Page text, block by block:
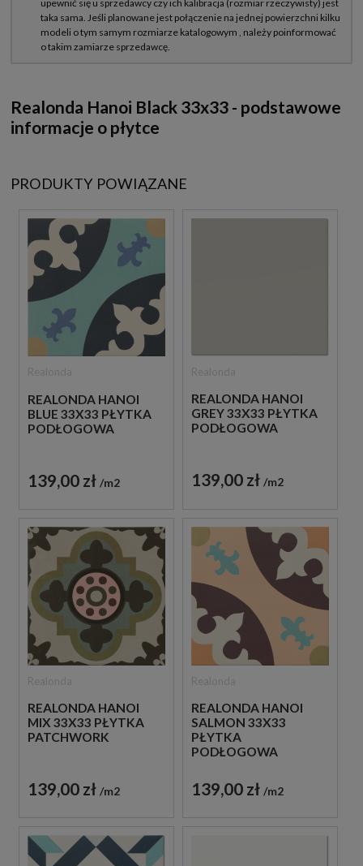
Realonda Hanoi Black 33x33 - podstawowe
informacje o płytce
PRODUKTY POWIĄZANE
REALONDA HANOI
BLUE 33X33 PŁYTKA
PODŁOGOWA
139,00 zł m2
REALONDA HANOI
GREY 33X33 PŁYTKA
PODŁOGOWA
139,00 zł m2
REALONDA HANOI
MIX 33X33 PŁYTKA
PATCHWORK
139,00 zł m2
REALONDA HANOI
SALMON 33X33
PŁYTKA
PODŁOGOWA
139,00 zł m2